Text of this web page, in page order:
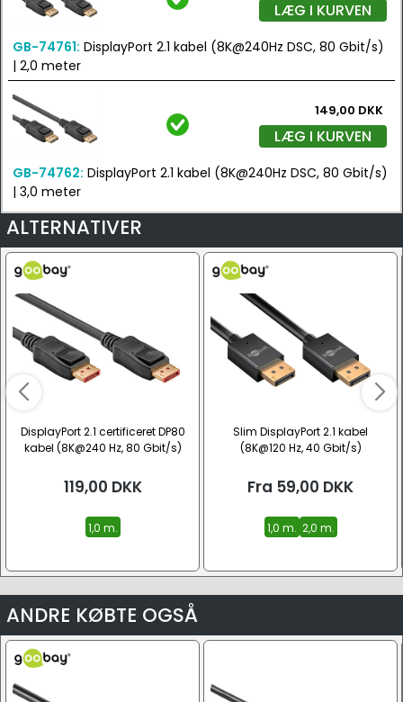
LÆG I KURVEN
GB-74761: DisplayPort 2.1 kabel (8K@240Hz DSC, 80 Gbit/s)
| 2,0 meter
149,00 DKK
LÆG I KURVEN
GB-74762: DisplayPort 2.1 kabel (8K@240Hz DSC, 80 Gbit/s)
| 3,0 meter
ALTERNATIVER
DisplayPort 2.1 certificeret DP80
kabel (8K@240 Hz, 80 Gbit/s)
119,00 DKK
1,0 m.
Slim DisplayPort 2.1 kabel
(8K@120 Hz, 40 Gbit/s)
Fra 59,00 DKK
1,0 m. 2,0 m.
ANDRE KØBTE OGSÅ